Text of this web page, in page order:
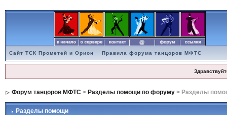
Сайт ТСК Прометей и Орион Правила форума танцоров МФТС
Форум танцоров МФТС> Разделы помощи по форуму> Разделы
Разделы помощи